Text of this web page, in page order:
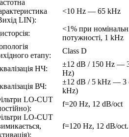
LIN):
<10 Hz — 65 kHz
<1% при
потужності, 1 kHz
етапу:
Class D
НЧ:
±12 dB / 150 Hz —
Hz)
ВЧ:
±12 dB / 5 kHz — 3
kHz)
LO-CUT
f=20 Hz, 12 dB/oct
LO-CUT
f=120 Hz, 12 dB/oct.